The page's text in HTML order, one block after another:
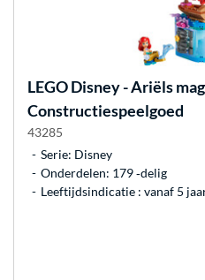
LEGODisney - Ariëls
Constructiespeelgoed
43285
Serie: Disney
Onderdelen: 179 ‐delig
Leeftijdsindicatie : vanaf 5